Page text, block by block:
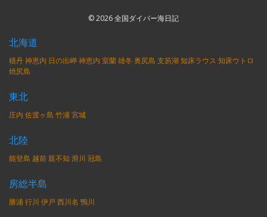
© 2026 全国ダイバー海日記
北海道
積丹神恵内 日の出岬 神恵内 室蘭雄冬 奥尻島 支笏湖 知床ラウス 知床ウトロ
焼尻島
東北
庄内 佐渡ヶ島 竹浦宮城
北陸
能登島 越前親不知 滑川 冠島
房総半島
勝浦行川 伊戸 西川名 鴨川